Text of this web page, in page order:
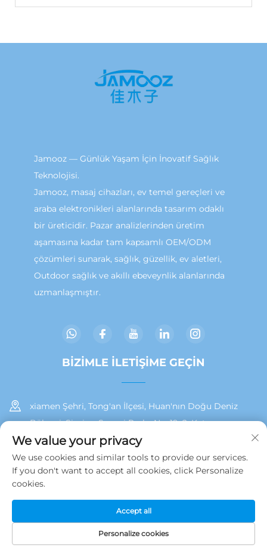
Jamooz — Günlük Yaşam İçin İnovatif Sağlık
Teknolojisi.
Jamooz, masaj cihazları, ev temel gereçleri ve
araba elektronikleri alanlarında tasarım odaklı
bir üreticidir. Pazar analizlerinden üretim
aşamasına kadar tam kapsamlı OEM/ODM
çözümleri sunarak, sağlık, güzellik, ev aletleri,
Outdoor sağlık ve akıllı ebeveynlik alanlarında
uzmanlaşmıştır.
BİZİMLE İLETİŞİME GEÇİN
xiamen Şehri, Tong'an İlçesi, Huan'nın Doğu Deniz
Bölgesi, Siming Sanayi Parkı, No. 19, 2. Kat
+86 13215929911
[email protected]
Telif hakkı © 2025 Jamooz (Xiamen) Technology Co., Ltd.
tarafından sahiplenilmiştir. Gizlilik Politikası
We value your privacy
We use cookies and similar tools to provide our services.
If you don't want to accept all cookies, click Personalize
cookies.
Personalize cookies
Accept all